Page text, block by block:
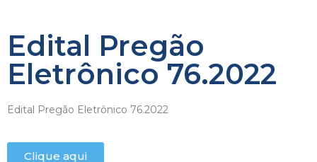
Edital Pregão
Eletrônico 76.2022
Edital Pregão Eletrônico 76.2022
Clique aqui